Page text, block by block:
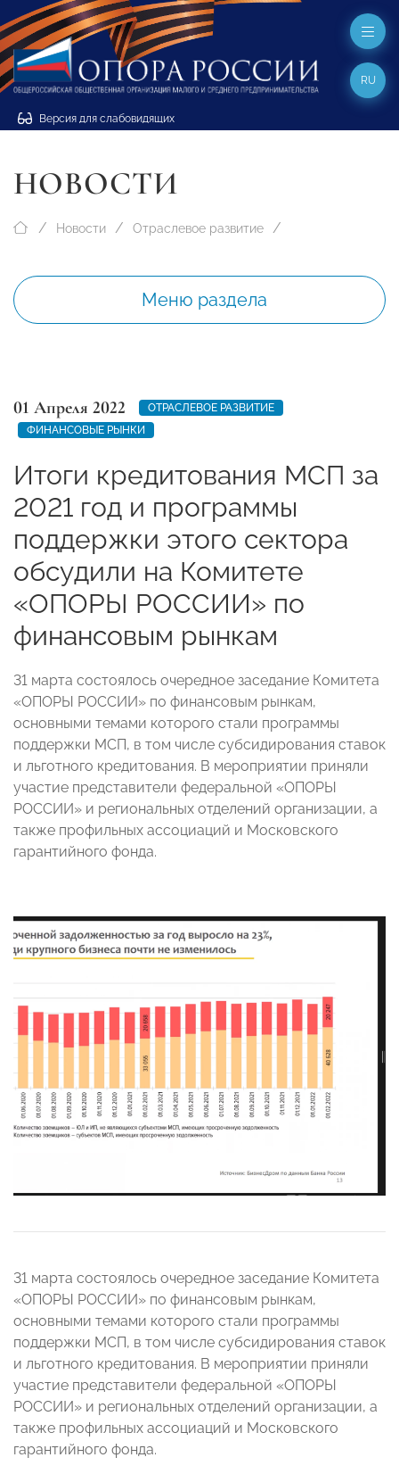
Версия для слабовидящих
RU
НОВОСТИ
Новости Отраслевое развитие
Меню раздела
01 Апреля 2022
ОТРАСЛЕВОЕ РАЗВИТИЕ
ФИНАНСОВЫЕ РЫНКИ
Итоги кредитования МСП за
2021 год и программы
поддержки этого сектора
обсудили на Комитете
«ОПОРЫ РОССИИ» по
финансовым рынкам
31 марта состоялось очередное заседание Комитета
«ОПОРЫ РОССИИ» по финансовым рынкам,
основными темами которого стали программы
поддержки МСП, в том числе субсидирования ставок
и льготного кредитования. В мероприятии приняли
участие представители федеральной «ОПОРЫ
РОССИИ» и региональных отделений организации, а
также профильных ассоциаций и Московского
гарантийного фонда.
31 марта состоялось очередное заседание Комитета
«ОПОРЫ РОССИИ» по финансовым рынкам,
основными темами которого стали программы
поддержки МСП, в том числе субсидирования ставок
и льготного кредитования. В мероприятии приняли
участие представители федеральной «ОПОРЫ
РОССИИ» и региональных отделений организации, а
также профильных ассоциаций и Московского
гарантийного фонда.